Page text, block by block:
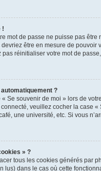
!
mot de passe ne puisse pas
être en mesure de pouvoir
réinitialiser votre mot de
?
Se souvenir de moi » lors de
connecté, veuillez cocher la case
une université, etc. Si vous
» ?
tous les cookies générés par
lus) dans le cas où cette